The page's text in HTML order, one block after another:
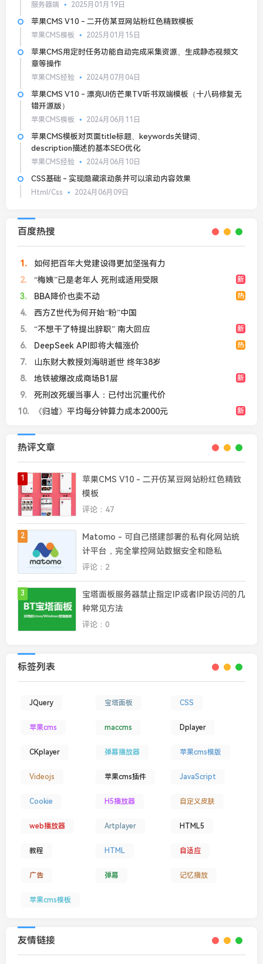
服务器端 2025月01月19日
苹果CMS V10 - 二开仿某豆网站粉红色精致模板
苹果CMS模板 2025月01月15日
苹果CMS用定时任务功能自动完成采集资源、生成静态视频文
章等操作
苹果CMS经验 2024月07月04日
苹果CMS V10 - 漂亮UI仿芒果TV听书双端模板（十八码修复无
错开源版）
苹果CMS模板 2024月06月11日
苹果CMS模板对页面title标题、keywords关键词、
description描述的基本SEO优化
苹果CMS经验 2024月06月10日
CSS基础 - 实现隐藏滚动条并可以滚动内容效果
Html/Css 2024月06月09日
百度热搜
1
如何把百年大党建设得更加坚强有力
2
新
“梅姨”已是老年人 死刑或适用受限
3
热
BBA降价也卖不动
4
西方Z世代为何开始“粉”中国
5
新
“不想干了特提出辞职” 南大回应
6
热
DeepSeek API即将大幅涨价
7
山东财大教授刘海明逝世 终年38岁
8
新
地铁被爆改成商场B1层
9
死刑改死缓当事人：已付出沉重代价
10
新
《归墟》平均每分钟算力成本2000元
热评文章
1
苹果CMS V10 - 二开仿某豆网站粉红色精致
模板
评论：47
2
Matomo - 可自己搭建部署的私有化网站统
计平台，完全掌控网站数据安全和隐私
评论：2
3
宝塔面板服务器禁止指定IP或者IP段访问的几
种常见方法
评论：0
标签列表
JQuery 宝塔面板 CSS
苹果cms maccms Dplayer
CKplayer 弹幕播放器 苹果cms模版
Videojs 苹果cms插件 JavaScript
Cookie H5播放器 自定义皮肤
web播放器 Artplayer HTML5
教程 HTML 自适应
广告 弹幕 记忆播放
苹果cms模板
友情链接